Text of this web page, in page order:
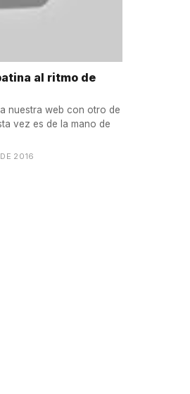
al ritmo de
nuestra web con otro de
vez es de la mano de
2016